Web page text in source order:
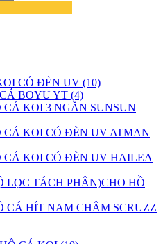
CÓ ĐÈN UV (10)
BOYU YT (4)
CÁ KOI 3 NGĂN SUNSUN
CÁ KOI CÓ ĐÈN UV ATMAN
CÁ KOI CÓ ĐÈN UV HAILEA
LỌC TÁCH PHÂN)CHO HỒ
CÁ HÍT NAM CHÂM SCRUZZ